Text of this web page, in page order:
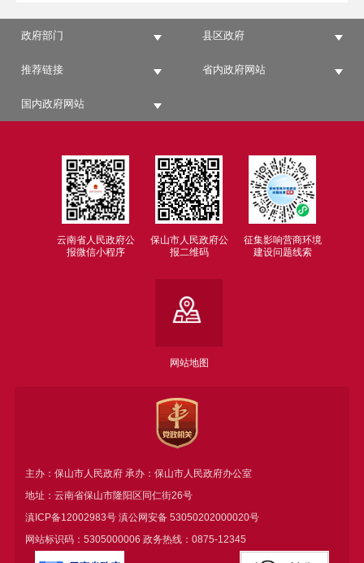
政府部门 县区政府
推荐链接 省内政府网站
国内政府网站
云南省人民政府公
报微信小程序
保山市人民政府公
报二维码
征集影响营商环境
建设问题线索
网站地图
主办：保山市人民政府 承办：保山市人民政府办公室
地址：云南省保山市隆阳区同仁街26号
滇ICP备12002983号滇公网安备 53050202000020号
网站标识码：5305000006 政务热线：0875-12345